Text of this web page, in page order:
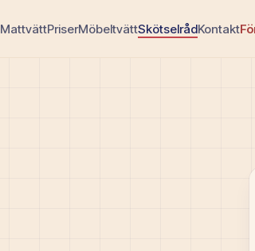
MattvättPriserMöbeltvättSkötselrådKontakt